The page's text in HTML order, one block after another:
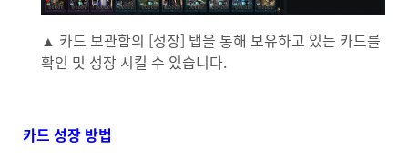
▲ 카드 보관함의 [성장] 탭을 통해 보유하고 있는 카드를
확인 및 성장 시킬 수 있습니다.
카드 성장 방법